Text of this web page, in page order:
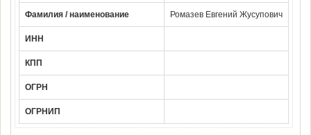
Фамилия / наименование Ромазев Евгений Жусупович
ИНН
КПП
ОГРН
ОГРНИП